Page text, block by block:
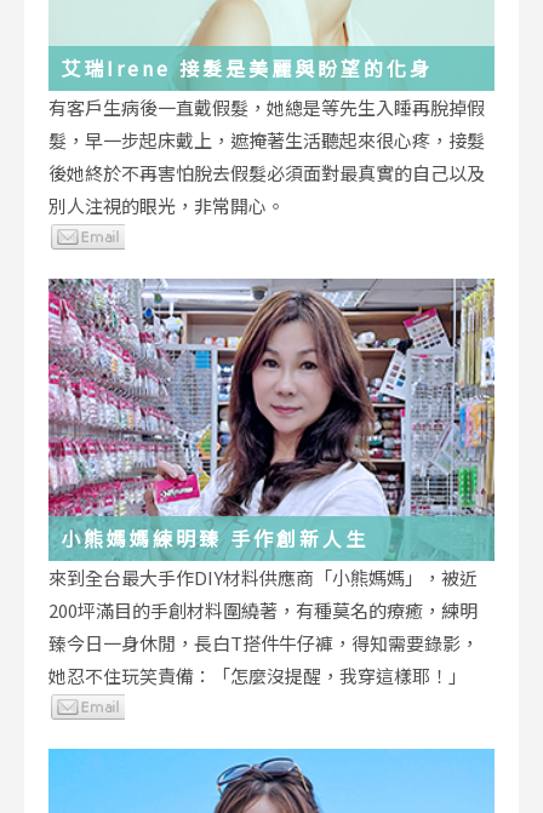
艾瑞Irene 接髮是美麗與盼望的化身
有客戶生病後一直戴假髮，她總是等先生入睡再脫掉假
髮，早一步起床戴上，遮掩著生活聽起來很心疼，接髮
後她終於不再害怕脫去假髮必須面對最真實的自己以及
別人注視的眼光，非常開心。
小熊媽媽練明臻 手作創新人生
來到全台最大手作DIY材料供應商「小熊媽媽」，被近
200坪滿目的手創材料圍繞著，有種莫名的療癒，練明
臻今日一身休閒，長白T搭件牛仔褲，得知需要錄影，
她忍不住玩笑責備：「怎麼沒提醒，我穿這樣耶！」